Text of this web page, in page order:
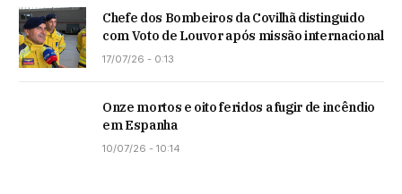
Chefe dos Bombeiros da Covilhã distinguido
com Voto de Louvor após missão internacional
17/07/26 - 0:13
Onze mortos e oito feridos a fugir de incêndio
em Espanha
10/07/26 - 10:14